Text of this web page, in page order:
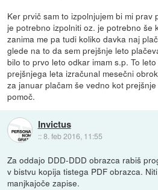
Ker prvič sam to izpolnjujem bi mi prav
je potrebno izpolniti oz. je potrebno še
zanima me pa tudi koliko davka naj
glede na to da sem prejšnje leto
bilo to prvo leto odkar imam s.p. To
prejšnjega leta izračunal mesečni
za januar plačam še vedno kot
pomoč.
Invictus
::8. feb 2016, 11:55
Za oddajo DDD-DDD obrazca rabiš
v bistvu kopija tistega PDF obrazca.
manjkajoče zapise.